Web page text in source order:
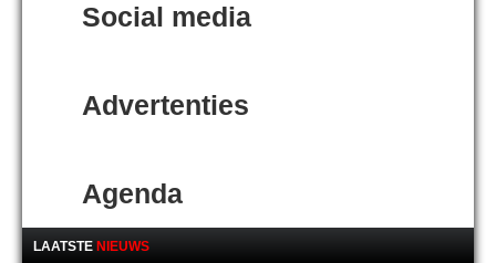
Social media
Advertenties
Agenda
LAATSTE NIEUWS